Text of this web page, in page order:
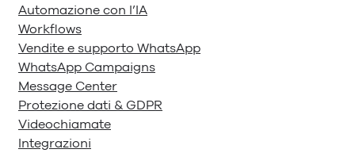
Automazione con l’IA
Workflows
Vendite e supporto WhatsApp
WhatsApp Campaigns
Message Center
Protezione dati & GDPR
Videochiamate
Integrazioni